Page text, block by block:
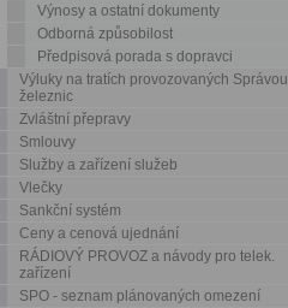
Výnosy a ostatní dokumenty
Odborná způsobilost
Předpisová porada s dopravci
Výluky na tratích provozovaných Správou
železnic
Zvláštní přepravy
Smlouvy
Služby a zařízení služeb
Vlečky
Sankční systém
Ceny a cenová ujednání
RÁDIOVÝ PROVOZ a návody pro telek.
zařízení
SPO - seznam plánovaných omezení